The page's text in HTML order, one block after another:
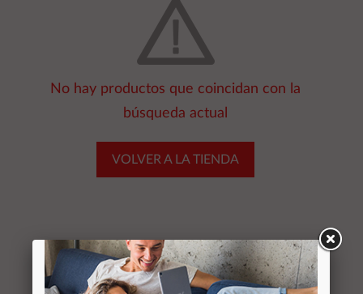
No hay productos que coincidan con la
búsqueda actual
VOLVER A LA TIENDA